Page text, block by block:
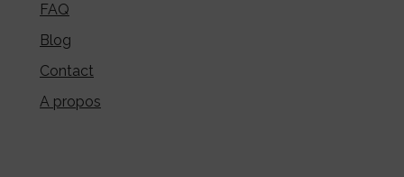
FAQ
Blog
Contact
A propos